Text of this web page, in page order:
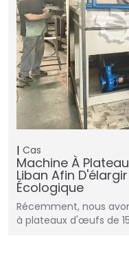
Cas
Machine À
Liban Afin
Écologique
Récemment, nous
à plateaux d'œufs de